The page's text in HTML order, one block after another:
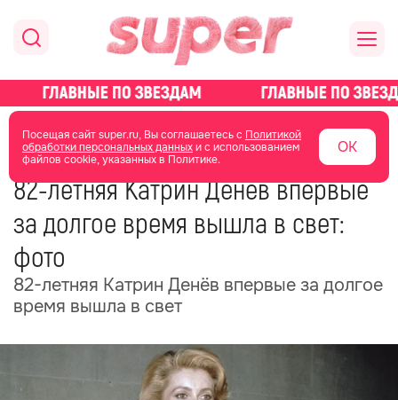
Посещая сайт super.ru, Вы соглашаетесь с Политикой
обработки персональных данныхи с использованием
файлов cookie, указанных в Политике.
ОК
главная новости о звездах новости
15 мая 15:01
82-летняя Катрин Денёв впервые
за долгое время вышла в свет:
фото
82-летняя Катрин Денёв впервые за долгое
время вышла в свет